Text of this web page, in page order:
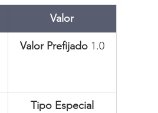
Valor
Valor Prefijado 1.0
Tipo Especial